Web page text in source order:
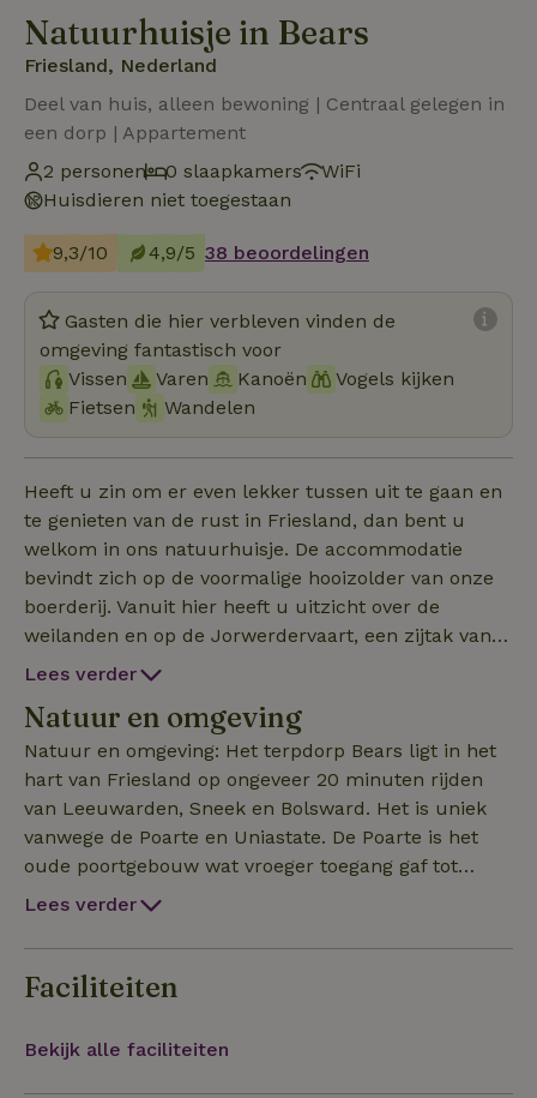
Natuurhuisje in Bears
Friesland, Nederland
Deel van huis, alleen bewoning | Centraal gelegen in
een dorp | Appartement
2 personen
0 slaapkamers
WiFi
Huisdieren niet toegestaan
9,3/10 4,9/5 38 beoordelingen
Gasten die hier verbleven vinden de
omgeving fantastisch voor
Vissen
Varen Kanoën
Vogels kijken
Fietsen
Wandelen
Heeft u zin om er even lekker tussen uit te gaan en
te genieten van de rust in Friesland, dan bent u
welkom in ons natuurhuisje. De accommodatie
bevindt zich op de voormalige hooizolder van onze
boerderij. Vanuit hier heeft u uitzicht over de
weilanden en op de Jorwerdervaart, een zijtak van
de elfstedenroute. Het appartement heeft een eigen
op de eerste verdieping. Hier bevindt zich een
keuken, een woon- en slaapruimte met twee
boxspring bedden (90 x 210) en een badkamer. De
keuken is voorzien van een tweepits kookplaat,
koelkast, oven, waterkoker en koffiezetapparaat.
Badhanddoeken en keukenlinnen zijn aanwezig en
als u komt zijn de bedden opgemaakt. Er is
schuur gestald worden. Kortom alles voor een
ontspannen verblijf, fietsen, varen, wandelen, van
Lees verder
Natuur en omgeving
Natuur en omgeving: Het terpdorp Bears ligt in het
hart van Friesland op ongeveer 20 minuten rijden
van Leeuwarden, Sneek en Bolsward. Het is uniek
vanwege de Poarte en Uniastate. De Poarte is het
oude poortgebouw wat vroeger toegang gaf tot
Uniastate. State is de benaming voor een voormalig
1756, ontstond in 1990 het idee om de state te laten
herleven in de vorm van een stalen replica, als een
zeker de moeite waard. Op enkele kilometers fiets
afstand liggen de dorpjes Mantgum en Deinum. Hier
Lees verder
Faciliteiten
Bekijk alle faciliteiten